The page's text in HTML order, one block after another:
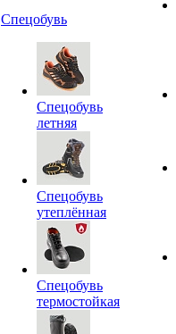
Спецобувь
Спецобувь
летняя
Спецобувь
утеплённая
Спецобувь
термостойкая